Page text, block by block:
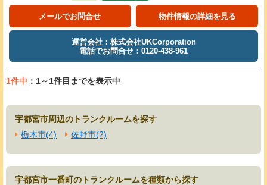
メールでお問合せ 物件情報の詳細を見る
運営会社：株式会社UKCorporation
電話でお問合せ：0120-438-961
1件中 ：1～1件目までを表示中
宇都宮市周辺のトランクルームを探す
栃木市(4)
佐野市(2)
宇都宮市一番町のトランクルームを種類から探す